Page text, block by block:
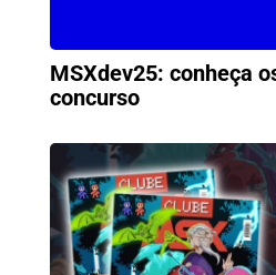
MSXdev25: conheça
concurso